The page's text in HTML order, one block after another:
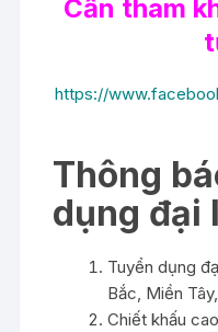
Cần tham
https://
Thông
dụng đại
Tuyển dụng
Bắc, Miền
Chiết khấu